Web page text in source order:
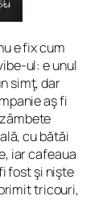
e fix cum
-ul: e unul
simţ, dar
aş fi
cu bătăi
iar cafeaua
fost şi nişte
tricouri,